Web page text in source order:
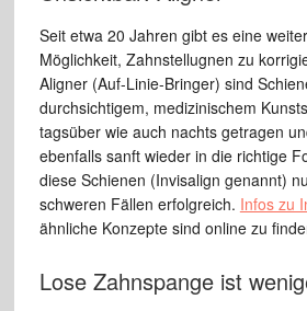
Seit etwa 20 Jahren gibt es eine
Möglichkeit, Zahnstellugnen zu
Aligner (Auf-Linie-Bringer) sind
durchsichtigem, medizinischem
tagsüber wie auch nachts getragen
ebenfalls sanft wieder in die richtige
diese Schienen (Invisalign genannt)
schweren Fällen erfolgreich. Infos zu
ähnliche Konzepte sind online zu
Lose Zahnspange ist